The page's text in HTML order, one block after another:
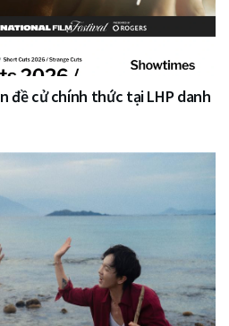
đề cử chính thức tại LHP danh